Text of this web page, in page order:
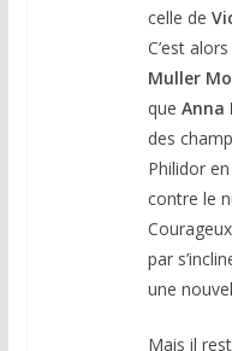
celle de
C’est
Muller
que Anna
des
Philidor
contre le
par
une
Mais il